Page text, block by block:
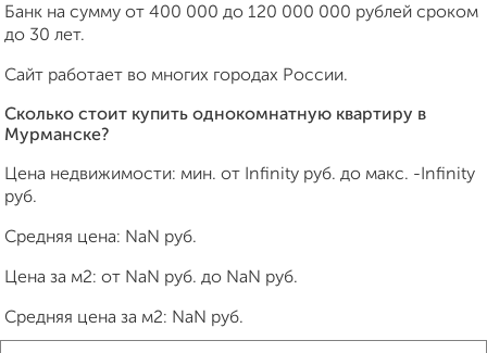
Банк на сумму от 400 000 до 120 000 000 рублей сроком
до 30 лет.
Сайт работает во многих городах России.
Сколько стоит купить однокомнатную квартиру в
Мурманске?
Цена недвижимости: мин. от Infinity руб. до макс. -Infinity
руб.
Средняя цена: NaN руб.
Цена за м2: от NaN руб. до NaN руб.
Средняя цена за м2: NaN руб.